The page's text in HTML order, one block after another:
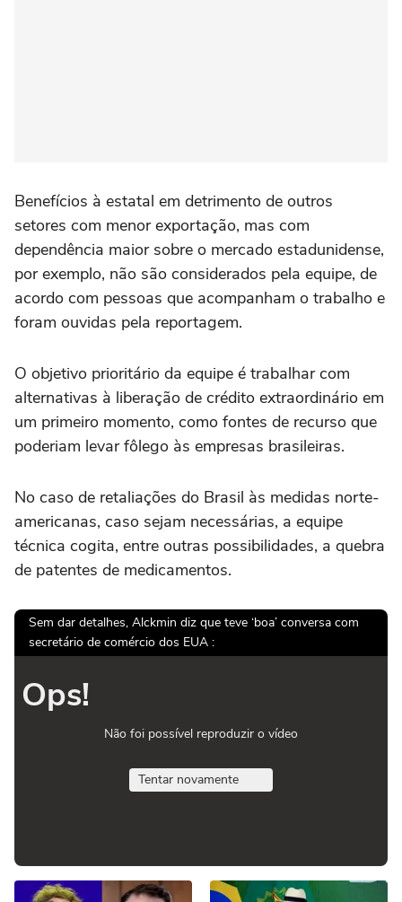
Benefícios à estatal em detrimento de outros
setores com menor exportação, mas com
dependência maior sobre o mercado estadunidense,
por exemplo, não são considerados pela equipe, de
acordo com pessoas que acompanham o trabalho e
foram ouvidas pela reportagem.
O objetivo prioritário da equipe é trabalhar com
alternativas à liberação de crédito extraordinário em
um primeiro momento, como fontes de recurso que
poderiam levar fôlego às empresas brasileiras.
No caso de retaliações do Brasil às medidas norte-
americanas, caso sejam necessárias, a equipe
técnica cogita, entre outras possibilidades, a quebra
de patentes de medicamentos.
Sem dar detalhes, Alckmin diz que teve ‘boa’ conversa com
secretário de comércio dos EUA :
Ops!
Não foi possível reproduzir o vídeo
Tentar novamente